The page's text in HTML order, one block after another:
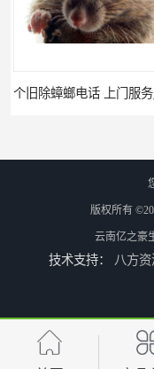
瑞丽商店灭鼠 联系
版权所有
云南亿之豪
技术支持： 八方资